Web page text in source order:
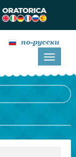
по-русски